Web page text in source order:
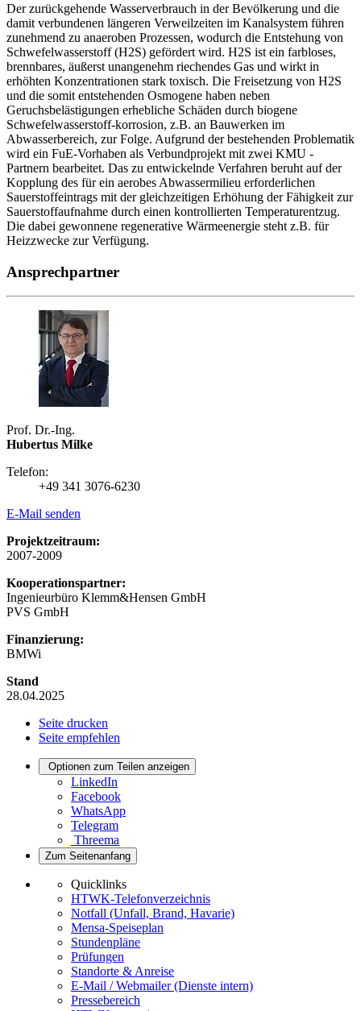
Der zurückgehende Wasserverbrauch in der Bevölkerung und die
damit verbundenen längeren Verweilzeiten im Kanalsystem führen
zunehmend zu anaeroben Prozessen, wodurch die Entstehung von
Schwefelwasserstoff (H2S) gefördert wird. H2S ist ein farbloses,
brennbares, äußerst unangenehm riechendes Gas und wirkt in
erhöhten Konzentrationen stark toxisch. Die Freisetzung von H2S
und die somit entstehenden Osmogene haben neben
Geruchsbelästigungen erhebliche Schäden durch biogene
Schwefelwasserstoff-korrosion, z.B. an Bauwerken im
Abwasserbereich, zur Folge. Aufgrund der bestehenden Problematik
wird ein FuE-Vorhaben als Verbundprojekt mit zwei KMU -
Partnern bearbeitet. Das zu entwickelnde Verfahren beruht auf der
Kopplung des für ein aerobes Abwassermilieu erforderlichen
Sauerstoffeintrags mit der gleichzeitigen Erhöhung der Fähigkeit zur
Sauerstoffaufnahme durch einen kontrollierten Temperaturentzug.
Die dabei gewonnene regenerative Wärmeenergie steht z.B. für
Heizzwecke zur Verfügung.
Ansprechpartner
Prof. Dr.-Ing.
Hubertus Milke
Telefon:
+49 341 3076-6230
E-Mail senden
Projektzeitraum:
2007-2009
Kooperationspartner:
Ingenieurbüro Klemm&Hensen GmbH
PVS GmbH
Finanzierung:
BMWi
Stand
28.04.2025
Seite drucken
Seite empfehlen
Optionen zum Teilen anzeigen
LinkedIn
Facebook
WhatsApp
Telegram
Threema
Zum Seitenanfang
Quicklinks
HTWK-Telefonverzeichnis
Notfall (Unfall, Brand, Havarie)
Mensa-Speiseplan
Stundenpläne
Prüfungen
Standorte & Anreise
E-Mail / Webmailer (Dienste intern)
Pressebereich